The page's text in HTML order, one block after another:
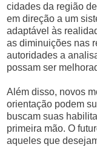
cidades da região
em direção a um
adaptável às
as diminuições nas
autoridades a
possam ser
Além disso, novos
orientação podem
buscam suas
primeira mão. O
aqueles que